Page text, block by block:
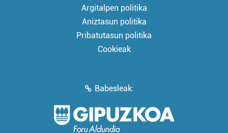
Argitalpen politika
Aniztasun politika
Pribatutasun politika
Cookieak
Babesleak: